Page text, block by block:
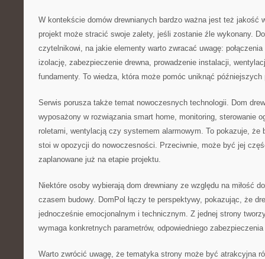
W kontekście domów drewnianych bardzo ważna jest też jakość
projekt może stracić swoje zalety, jeśli zostanie źle wykonany.
czytelnikowi, na jakie elementy warto zwracać uwagę:
izolację, zabezpieczenie drewna, prowadzenie instalacji,
fundamenty. To wiedza, która może pomóc uniknąć późniejszych
Serwis porusza także temat nowoczesnych technologii. Dom
wyposażony w rozwiązania smart home, monitoring, sterowanie
roletami, wentylacją czy systemem alarmowym. To pokazuje, że
stoi w opozycji do nowoczesności. Przeciwnie, może być jej
zaplanowane już na etapie projektu.
Niektóre osoby wybierają dom drewniany ze względu na miłość
czasem budowy. DomPol łączy te perspektywy, pokazując, że
jednocześnie emocjonalnym i technicznym. Z jednej strony
wymaga konkretnych parametrów, odpowiedniego
Warto zwrócić uwagę, że tematyka strony może być atrakcyjna